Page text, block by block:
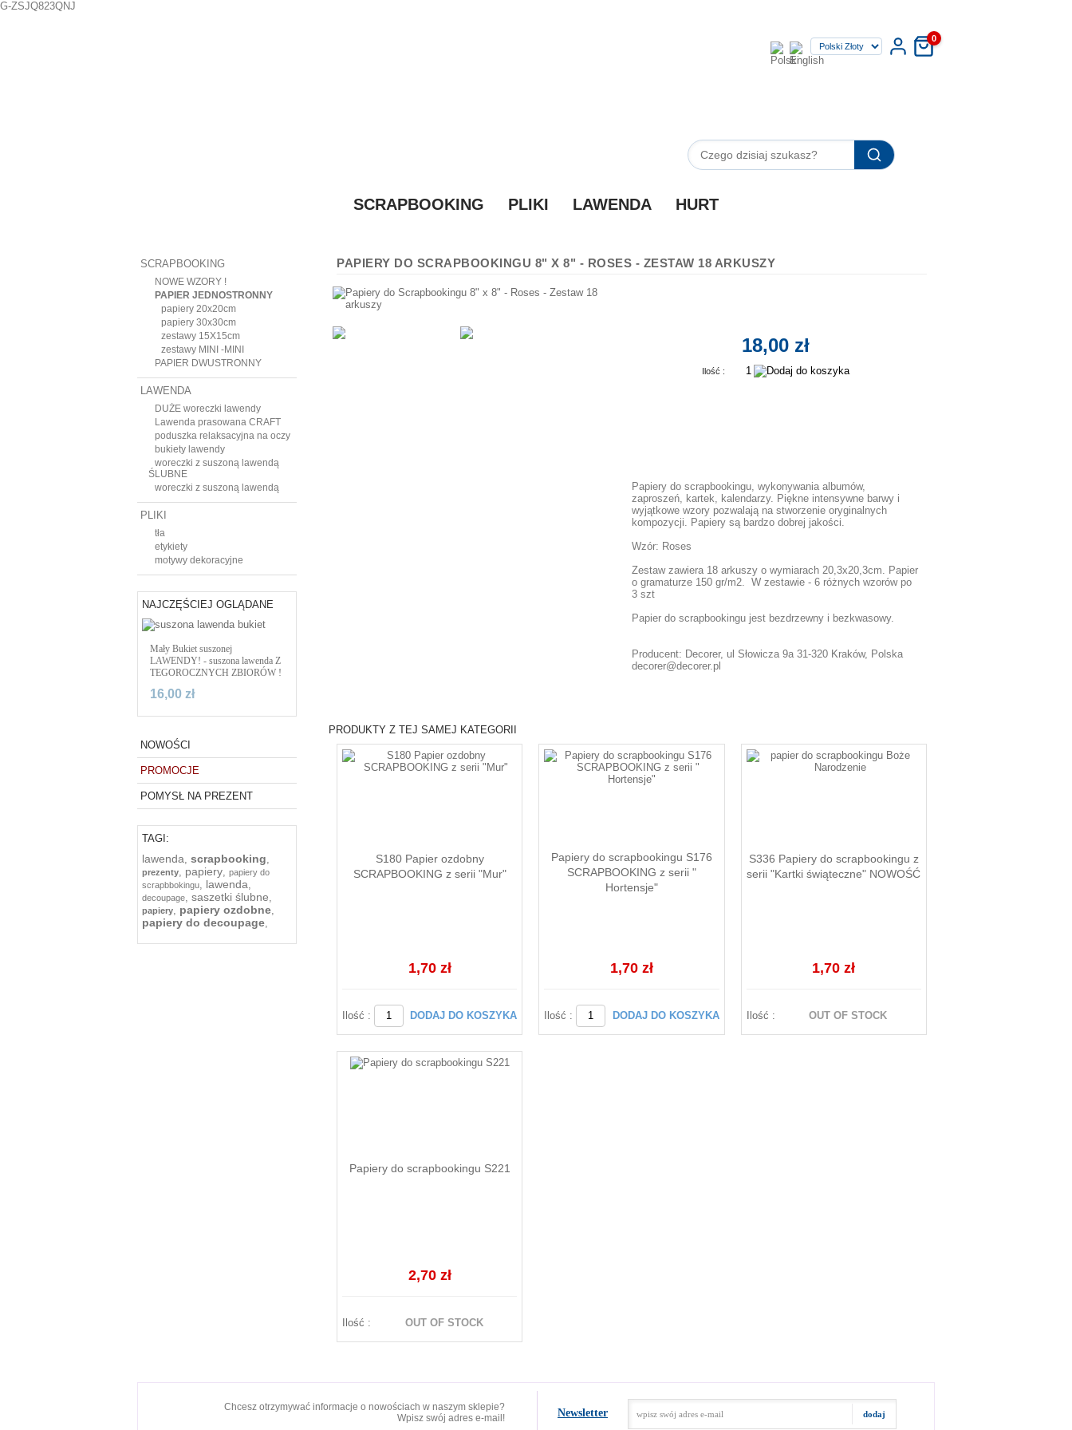
G-ZSJQ823QNJ
0
SCRAPBOOKING PLIKI LAWENDA HURT
SCRAPBOOKING
NOWE WZORY !
PAPIER JEDNOSTRONNY
papiery 20x20cm
papiery 30x30cm
zestawy 15X15cm
zestawy MINI -MINI
PAPIER DWUSTRONNY
LAWENDA
DUŻE woreczki lawendy
Lawenda prasowana CRAFT
poduszka relaksacyjna na oczy
bukiety lawendy
woreczki z suszoną lawendą
ŚLUBNE
woreczki z suszoną lawendą
PLIKI
tła
etykiety
motywy dekoracyjne
NAJCZĘŚCIEJ OGLĄDANE
Mały Bukiet suszonej
LAWENDY! - suszona lawenda Z
TEGOROCZNYCH ZBIORÓW !
16,00 zł
NOWOŚCI
PROMOCJE
POMYSŁ NA PREZENT
TAGI:
lawenda, scrapbooking,
prezenty, papiery, papiery do
scrapbbokingu, lawenda,
decoupage, saszetki ślubne,
papiery, papiery ozdobne,
papiery do decoupage,
PAPIERY DO SCRAPBOOKINGU 8" X 8" - ROSES - ZESTAW 18 ARKUSZY
18,00 zł
Ilość :
Papiery do scrapbookingu, wykonywania albumów,
zaproszeń, kartek, kalendarzy. Piękne intensywne barwy i
wyjątkowe wzory pozwalają na stworzenie oryginalnych
kompozycji. Papiery są bardzo dobrej jakości.
Wzór: Roses
Zestaw zawiera 18 arkuszy o wymiarach 20,3x20,3cm. Papier
o gramaturze 150 gr/m2. W zestawie - 6 różnych wzorów po
3 szt
Papier do scrapbookingu jest bezdrzewny i bezkwasowy.
Producent: Decorer, ul Słowicza 9a 31-320 Kraków, Polska
decorer@decorer.pl
PRODUKTY Z TEJ SAMEJ KATEGORII
S180 Papier ozdobny
SCRAPBOOKING z serii "Mur"
1,70 zł
Ilość : DODAJ DO KOSZYKA
Papiery do scrapbookingu S176
SCRAPBOOKING z serii "
Hortensje"
1,70 zł
Ilość : DODAJ DO KOSZYKA
S336 Papiery do scrapbookingu z
serii "Kartki świąteczne" NOWOŚĆ
1,70 zł
Ilość : OUT OF STOCK
Papiery do scrapbookingu S221
2,70 zł
Ilość : OUT OF STOCK
Chcesz otrzymywać informacje o nowościach w naszym sklepie?
Wpisz swój adres e-mail!
Newsletter